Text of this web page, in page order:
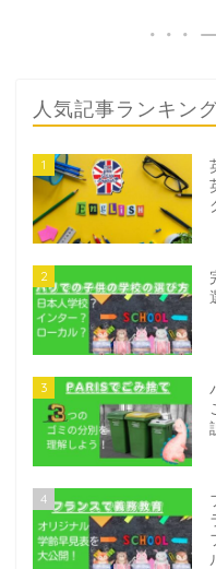
人気記事ランキン
1
2
3
4